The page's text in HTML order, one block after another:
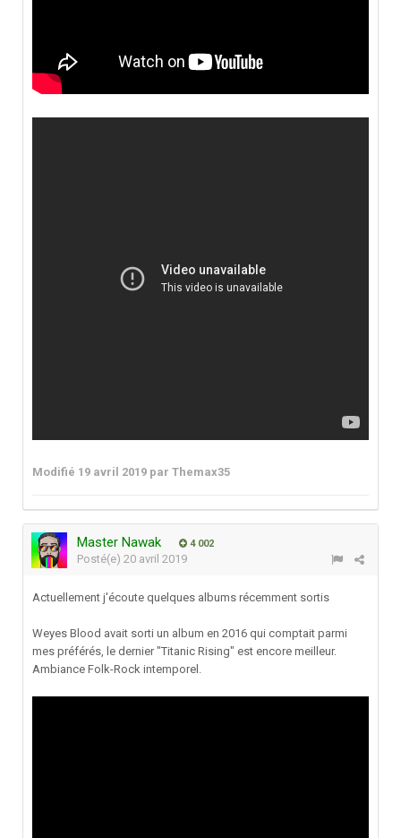
Modifié 19 avril 2019 par Themax35
Master Nawak 4 002
Posté(e) 20 avril 2019
Actuellement j'écoute quelques albums récemment sortis
Weyes Blood avait sorti un album en 2016 qui comptait parmi
mes préférés, le dernier "Titanic Rising" est encore meilleur.
Ambiance Folk-Rock intemporel.